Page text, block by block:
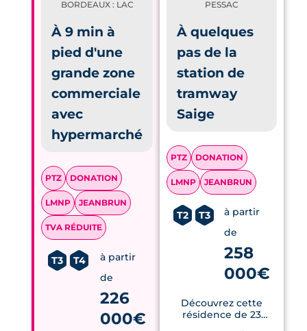
BORDEAUX : LAC
À 9 min à
pied d'une
grande zone
commerciale
avec
hypermarché
PTZ DONATION
LMNP JEANBRUN
TVA RÉDUITE
T3 T4
à partir
de
226
000€
PESSAC
À quelques
pas de la
station de
tramway
Saige
PTZ DONATION
LMNP JEANBRUN
T2 T3
à partir
de
258
000€
Découvrez cette
résidence de 23